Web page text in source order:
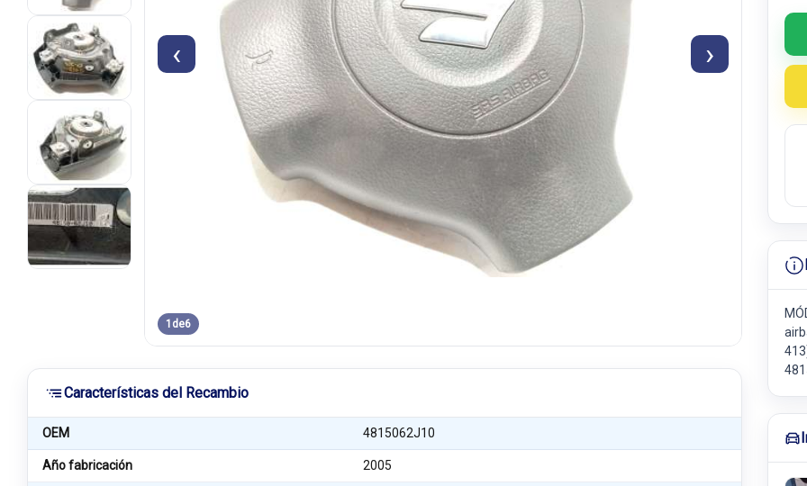
‹ ›
1 de6
Características del Recambio
OEM 4815062J10
Año fabricación 2005